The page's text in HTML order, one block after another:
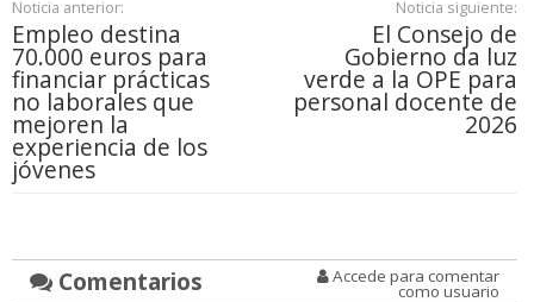
Noticia anterior:
Empleo destina
70.000 euros para
financiar prácticas
no laborales que
mejoren la
experiencia de los
jóvenes
Noticia siguiente:
El Consejo de
Gobierno da luz
verde a la OPE para
personal docente de
2026
Comentarios Accede para comentar
como usuario